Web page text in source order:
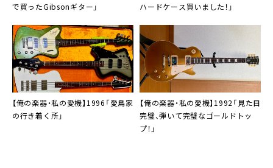
で買ったGibsonギター」
ハードケース買いました！」
【俺の楽器・私の愛機】1996「愛鳥家
の行き着く所」
【俺の楽器・私の愛機】1992「見た目
完璧、弾いて完璧なゴールドトッ
プ！」